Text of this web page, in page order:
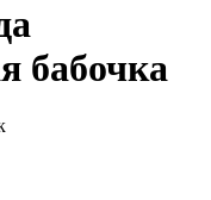
бабочка